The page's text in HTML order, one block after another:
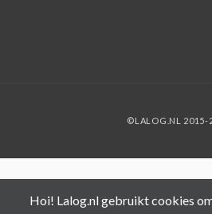
©LALOG.NL 2015-
Hoi! Lalog.nl gebruikt cookies